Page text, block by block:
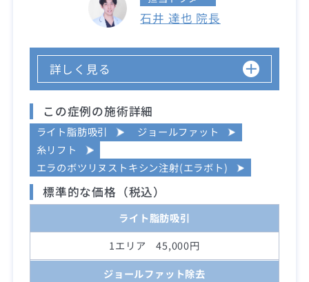
石井 達也 院長
詳しく見る
この症例の施術詳細
ライト脂肪吸引
ジョールファット
糸リフト
エラのボツリヌストキシン注射(エラボト)
標準的な価格（税込）
ライト脂肪吸引
1エリア 45,000円
ジョールファット除去